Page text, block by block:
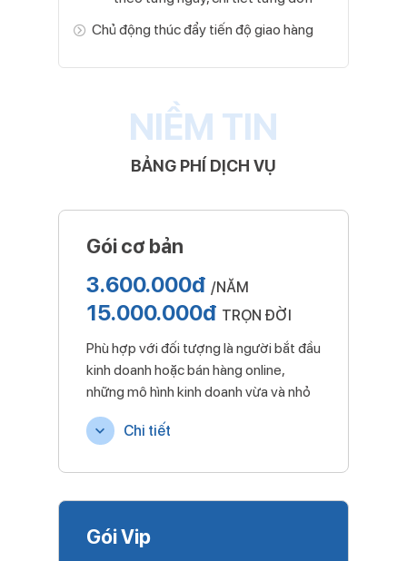
Chủ động thúc đẩy tiến độ giao hàng
NIỀM TIN
BẢNG PHÍ DỊCH VỤ
Gói cơ bản
3.600.000đ /NĂM
15.000.000đ TRỌN ĐỜI
Phù hợp với đối tượng là người bắt đầu
kinh doanh hoặc bán hàng online,
những mô hình kinh doanh vừa và nhỏ
Chi tiết
Gói Vip